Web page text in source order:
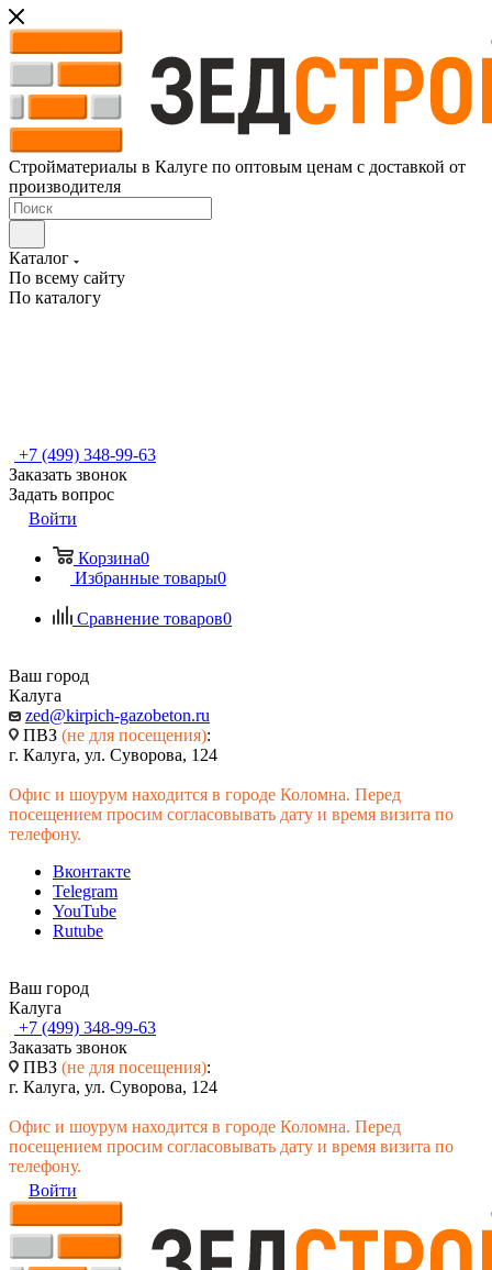
Стройматериалы в Калуге по оптовым ценам с доставкой от
производителя
Каталог
По всему сайту
По каталогу
+7 (499) 348-99-63
Заказать звонок
Задать вопрос
Войти
Корзина0
Избранные товары0
Сравнение товаров0
Ваш город
Калуга
zed@kirpich-gazobeton.ru
ПВЗ (не для посещения):
г. Калуга, ул. Суворова, 124
Офис и шоурум находится в городе Коломна. Перед
посещением просим согласовывать дату и время визита по
телефону.
Вконтакте
Telegram
YouTube
Rutube
Ваш город
Калуга
+7 (499) 348-99-63
Заказать звонок
ПВЗ (не для посещения):
г. Калуга, ул. Суворова, 124
Офис и шоурум находится в городе Коломна. Перед
посещением просим согласовывать дату и время визита по
телефону.
Войти